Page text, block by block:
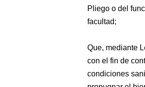
Pliego o del
facultad;
Que, mediante
con el fin de
condiciones